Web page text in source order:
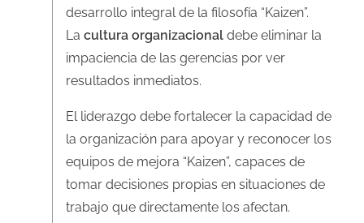
desarrollo integral de la filosofía “Kaizen”.
La cultura organizacional debe eliminar la
impaciencia de las gerencias por ver
resultados inmediatos.
El liderazgo debe fortalecer la capacidad de
la organización para apoyar y reconocer los
equipos de mejora “Kaizen”, capaces de
tomar decisiones propias en situaciones de
trabajo que directamente los afectan.